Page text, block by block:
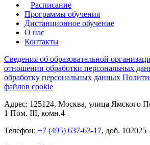
Расписание
Программы обучения
Дистанционное обучение
О нас
Контакты
Сведения об образовательной
отношении обработки персональных
обработку персональных данных
файлов cookie
Адрес: 125124, Москва, улица Ямского
1 Пом. III, комн.4
Телефон: +7 (495) 637-63-17, доб. 102025